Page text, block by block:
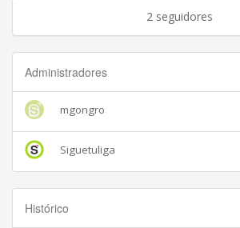
2 seguidores
Administradores
mgongro
Siguetuliga
Histórico